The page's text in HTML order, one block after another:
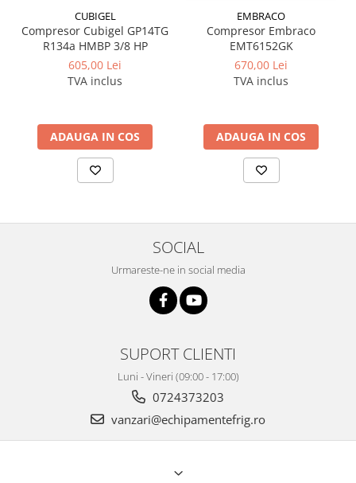
CUBIGEL
Compresor Cubigel GP14TG
R134a HMBP 3/8 HP
605,00 Lei
TVA inclus
ADAUGA IN COS
EMBRACO
Compresor Embraco
EMT6152GK
670,00 Lei
TVA inclus
ADAUGA IN COS
SOCIAL
Urmareste-ne in social media
SUPORT CLIENTI
Luni - Vineri (09:00 - 17:00)
0724373203
vanzari@echipamentefrig.ro